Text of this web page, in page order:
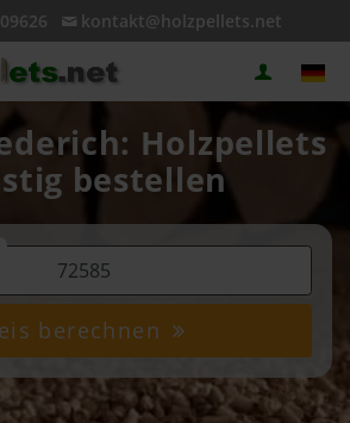
kontakt@holzpellets.net
Holzpellets
bestellen
berechnen